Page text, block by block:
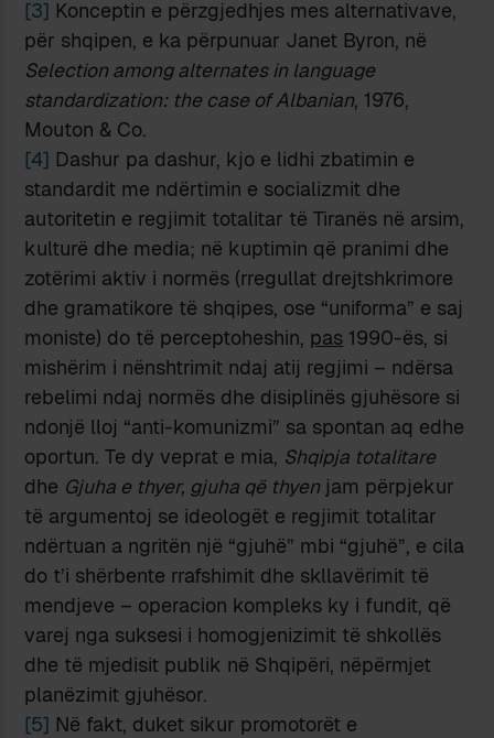
[3] Konceptin e përzgjedhjes mes alternativave,
për shqipen, e ka përpunuar Janet Byron, në
Selection among alternates in language
standardization: the case of Albanian, 1976,
Mouton & Co.
[4] Dashur pa dashur, kjo e lidhi zbatimin e
standardit me ndërtimin e socializmit dhe
autoritetin e regjimit totalitar të Tiranës në arsim,
kulturë dhe media; në kuptimin që pranimi dhe
zotërimi aktiv i normës (rregullat drejtshkrimore
dhe gramatikore të shqipes, ose “uniforma” e saj
moniste) do të perceptoheshin, pas 1990-ës, si
mishërim i nënshtrimit ndaj atij regjimi – ndërsa
rebelimi ndaj normës dhe disiplinës gjuhësore si
ndonjë lloj “anti-komunizmi” sa spontan aq edhe
oportun. Te dy veprat e mia, Shqipja totalitare
dhe Gjuha e thyer, gjuha që thyen jam përpjekur
të argumentoj se ideologët e regjimit totalitar
ndërtuan a ngritën një “gjuhë” mbi “gjuhë”, e cila
do t’i shërbente rrafshimit dhe skllavërimit të
mendjeve – operacion kompleks ky i fundit, që
varej nga suksesi i homogjenizimit të shkollës
dhe të mjedisit publik në Shqipëri, nëpërmjet
planëzimit gjuhësor.
[5] Në fakt, duket sikur promotorët e